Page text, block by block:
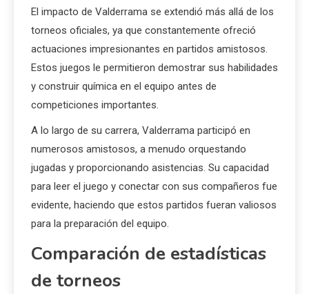
El impacto de Valderrama se extendió más allá de los
torneos oficiales, ya que constantemente ofreció
actuaciones impresionantes en partidos amistosos.
Estos juegos le permitieron demostrar sus habilidades
y construir química en el equipo antes de
competiciones importantes.
A lo largo de su carrera, Valderrama participó en
numerosos amistosos, a menudo orquestando
jugadas y proporcionando asistencias. Su capacidad
para leer el juego y conectar con sus compañeros fue
evidente, haciendo que estos partidos fueran valiosos
para la preparación del equipo.
Comparación de estadísticas
de torneos